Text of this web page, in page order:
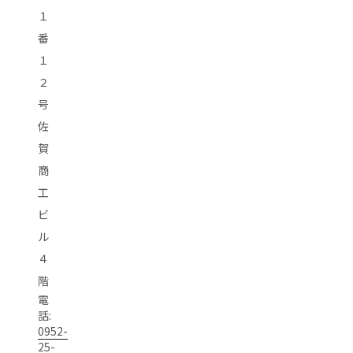
１
番
１
２
号
佐
賀
商
工
ビ
ル
４
階
電
話:
0952-
25-